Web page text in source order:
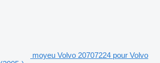
moyeu Volvo 20707224 pour Volvo